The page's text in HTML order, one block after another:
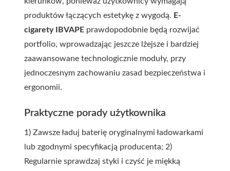
produktów łączących estetykę z wygodą. E-
cigarety IBVAPE prawdopodobnie będą rozwijać
portfolio, wprowadzając jeszcze lżejsze i bardziej
zaawansowane technologicznie moduły, przy
jednoczesnym zachowaniu zasad bezpieczeństwa i
ergonomii.
Praktyczne porady użytkownika
1) Zawsze ładuj baterię oryginalnymi ładowarkami
lub zgodnymi specyfikacją producenta; 2)
Regularnie sprawdzaj styki i czyść je miękką